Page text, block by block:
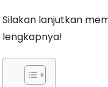
Silakan lanjutkan
lengkapnya!